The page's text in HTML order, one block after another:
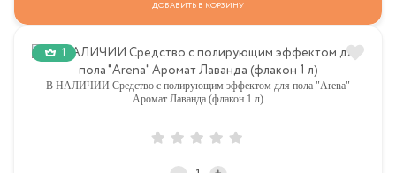
ДОБАВИТЬ В КОРЗИНУ
1
В НАЛИЧИИ Средство с полирующим эффектом для пола "Arena"
Аромат Лаванда (флакон 1 л)